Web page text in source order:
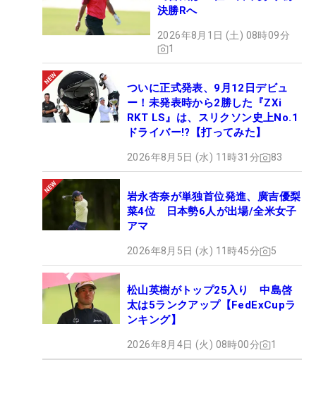
決勝Rへ
2026年8月1日 (土) 08時09分
1
ついに正式発表、9月12日デビュ
ー！未発表時から2勝した『ZXi
RKT LS』は、スリクソン史上No.1
ドライバー!?【打ってみた】
2026年8月5日 (水) 11時31分 83
岩永杏奈が単独首位発進、廣吉優梨
菜4位 日本勢6人が出場/全米女子
アマ
2026年8月5日 (水) 11時45分 5
松山英樹がトップ25入り 中島啓
太は5ランクアップ【FedExCupラ
ンキング】
2026年8月4日 (火) 08時00分 1